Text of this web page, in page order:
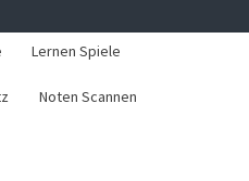
Lernen Spiele
Noten Scannen